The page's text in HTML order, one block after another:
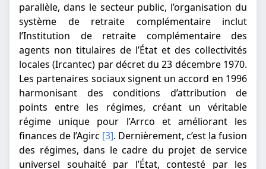
parallèle, dans le secteur public, l’organisation du
système de retraite complémentaire inclut
l’Institution de retraite complémentaire des
agents non titulaires de l’État et des collectivités
locales (Ircantec) par décret du 23 décembre 1970.
Les partenaires sociaux signent un accord en 1996
harmonisant des conditions d’attribution de
points entre les régimes, créant un véritable
régime unique pour l’Arrco et améliorant les
finances de l’Agirc [3]. Dernièrement, c’est la fusion
des régimes, dans le cadre du projet de service
universel souhaité par l’État, contesté par les